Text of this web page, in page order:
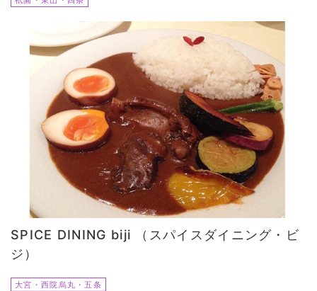
SPICE DINING biji （スパイスダイニング・ビ
ジ）
大宮・西院烏丸・五条